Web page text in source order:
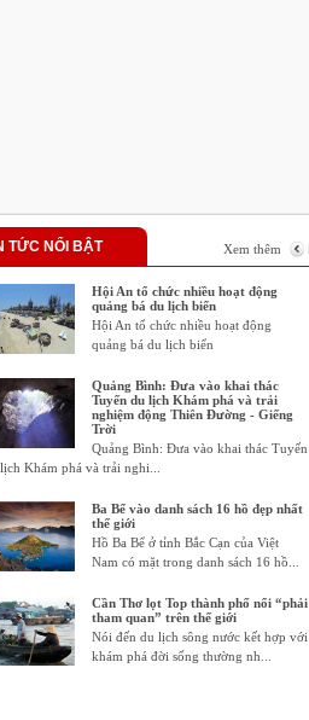
TỨC NỔI BẬT Xem thêm
Hội An tổ chức nhiều hoạt động
quảng bá du lịch biển
Hội An tổ chức nhiều hoạt động
quảng bá du lịch biển
Quảng Bình: Đưa vào khai thác
Tuyến du lịch Khám phá và trải
nghiệm động Thiên Đường - Giếng
Trời
Quảng Bình: Đưa vào khai thác Tuyến
Khám phá và trải nghi...
Ba Bể vào danh sách 16 hồ đẹp nhất
thế giới
Hồ Ba Bể ở tỉnh Bắc Cạn của Việt
Nam có mặt trong danh sách 16 hồ...
Cần Thơ lọt Top thành phố nổi “phải
tham quan” trên thế giới
Nói đến du lịch sông nước kết hợp với
khám phá đời sống thường nh...